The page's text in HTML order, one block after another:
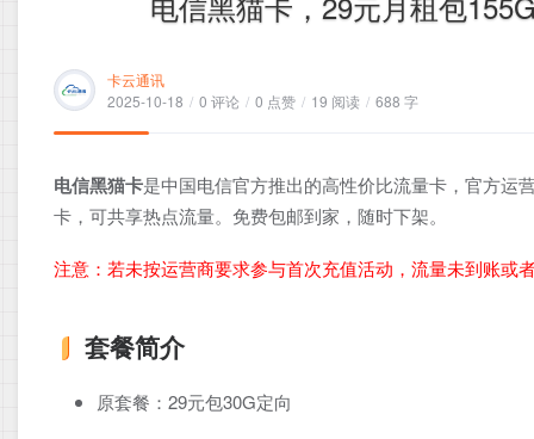
卡云通讯
2025-10-18 / 0 评论 / 0 点赞 / 19 阅读 / 688 字
电信黑猫卡是中国电信官方推出的高性价比流量卡，官方运
卡，可共享热点流量。免费包邮到家，随时下架。
注意：若未按运营商要求参与首次充值活动，流量未到账或
套餐简介
原套餐：29元包30G定向